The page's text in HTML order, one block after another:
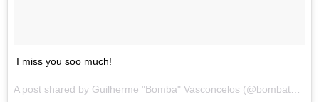
I miss you soo much!
A post shared by Guilherme "Bomba" Vasconcelos (@bombatuf) on